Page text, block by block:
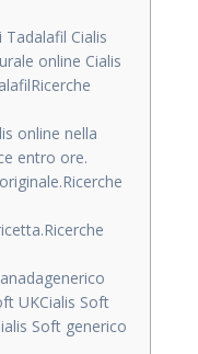
Cialis
online Cialis
online nella
entro ore.
UKCialis Soft
Soft generico